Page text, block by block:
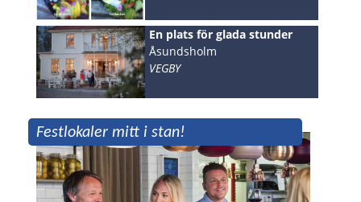
En plats för glada stunder
Åsundsholm
VEGBY
Festlokaler mitt i stan!